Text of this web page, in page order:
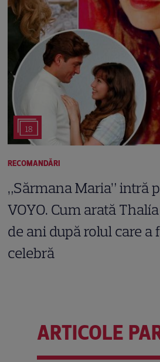
18
RECOMANDĂRI
„Sărmana Maria” intră
VOYO. Cum arată
de ani după rolul care a
celebră
ARTICOLE